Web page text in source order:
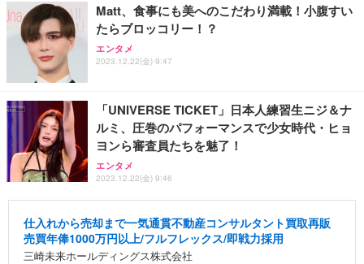
Matt、食事にも美へのこだわり満載！小腹すい
たらブロッコリー！？
エンタメ
2023.12.22(金) 9:47
「UNIVERSE TICKET」日本人練習生ニジ＆ナ
ルミ、圧巻のパフォーマンスで少女時代・ヒョ
ヨンら審査員たちを魅了！
エンタメ
2023.12.22(金) 9:46
仕入れから売却まで一気通貫不動産コンサルタント買取再販
売買年俸1000万円以上/フルフレックス/即戦力採用
三崎未来ホールディングス株式会社